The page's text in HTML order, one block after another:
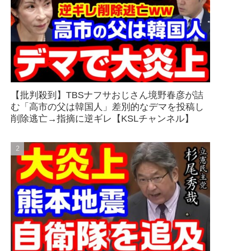
【批判殺到】TBSナフサおじさん境野春彦が詰
む「高市の父は韓国人」差別的なデマを投稿し
削除逃亡→指摘に逆ギレ【KSLチャンネル】